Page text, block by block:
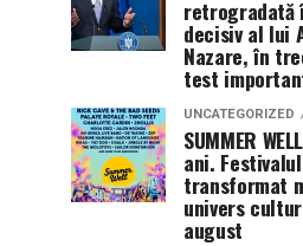
retrogradată
decisiv al lui
Nazare, în
test
UNCATEGORIZED
SUMMER
ani.
transformat
univers
august